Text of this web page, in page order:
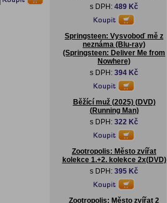
s DPH: 489 Kč
Springsteen: Vysvoboď mě z
neznáma (Blu-ray)
(Springsteen: Deliver Me from
Nowhere)
s DPH: 394 Kč
Běžící muž (2025) (DVD)
(Running Man)
s DPH: 322 Kč
Zootropolis: Město zvířat
kolekce 1.+2. kolekce 2x(DVD)
s DPH: 395 Kč
Zootropolis: Město zvířat 2